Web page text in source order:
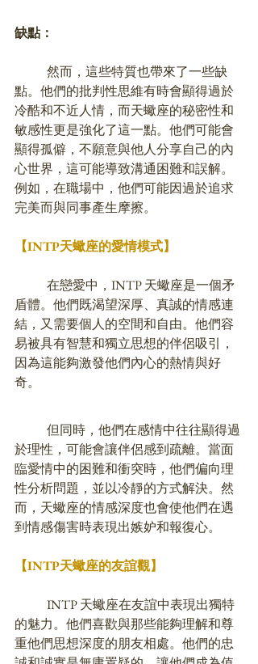
缺點：
點。他們的批判性思維有時會顯得過於
冷酷和不近人情，而天蠍座的秘密性和
敏感性更是強化了這一點。他們可能會
顯得孤僻，不願意與他人分享自己的內
心世界，這可能導致溝通困難和誤解。
例如，在職場中，他們可能因過於追求
完美而與同事產生摩擦。
【INTP天蠍座的愛情模式】
盾體。他們既渴望深厚、真誠的情感連
結，又需要個人的空間和自由。他們容
易被具有智慧和獨立思想的伴侶吸引，
因為這能夠激發他們內心的熱情與好
奇。
於理性，可能會讓伴侶感到疏離。當面
臨愛情中的困難和衝突時，他們偏向理
性分析問題，並以冷靜的方式解決。然
而，天蠍座的情感深度也會使他們在遇
到情感傷害時表現出嫉妒和報復心。
【INTP天蠍座的友誼觀】
的魅力。他們喜歡與那些能夠理解和尊
重他們思想深度的朋友相處。他們的忠